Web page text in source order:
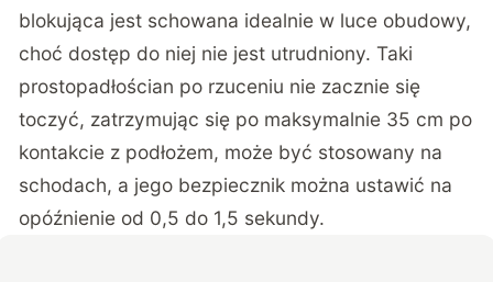
blokująca jest schowana idealnie w luce obudowy,
choć dostęp do niej nie jest utrudniony. Taki
prostopadłościan po rzuceniu nie zacznie się
toczyć, zatrzymując się po maksymalnie 35 cm po
kontakcie z podłożem, może być stosowany na
schodach, a jego bezpiecznik można ustawić na
opóźnienie od 0,5 do 1,5 sekundy.